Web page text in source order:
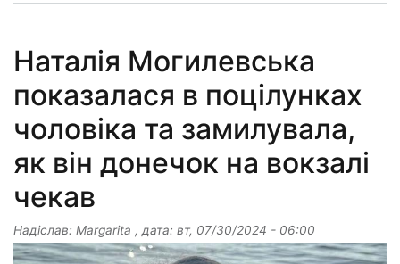
Наталія Могилевська
показалася в поцілунках
чоловіка та замилувала,
як він донечок на вокзалі
чекав
Надіслав: Margarita , дата: вт, 07/30/2024 - 06:00